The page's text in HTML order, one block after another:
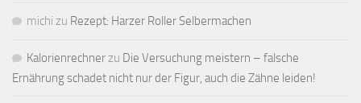
michi zu Rezept: Harzer Roller Selbermachen
Kalorienrechnerzu Die Versuchung meistern – falsche
Ernährung schadet nicht nur der Figur, auch die Zähne leiden!